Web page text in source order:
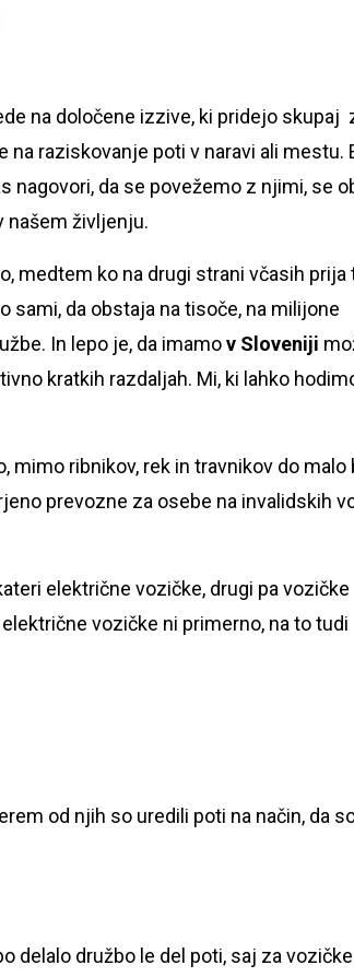
na določene izzive, ki pridejo skupaj
raziskovanje poti v naravi ali mestu.
nagovori, da se povežemo z njimi, se
našem življenju.
medtem ko na drugi strani včasih prija
sami, da obstaja na tisoče, na milijone
In lepo je, da imamov Sloveniji
kratkih razdaljah. Mi, ki lahko
ribnikov, rek in travnikov do malo
prevozne za osebe na invalidskih
električne vozičke, drugi pa vozičke
vozičke ni primerno, na to tudi
od njih so uredili poti na način, da
delalo družbo le del poti, saj za